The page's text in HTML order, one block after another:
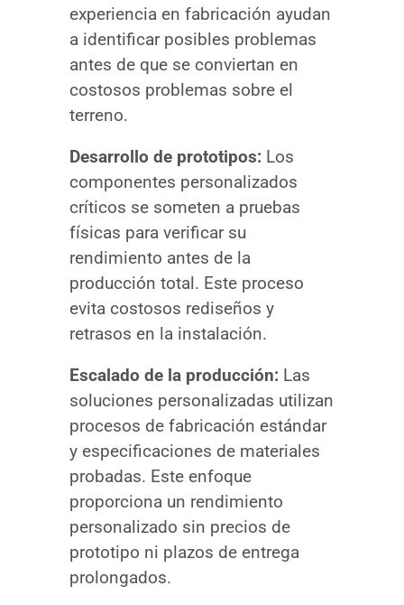
experiencia en fabricación ayudan
a identificar posibles problemas
antes de que se conviertan en
costosos problemas sobre el
terreno.
Desarrollo de prototipos: Los
componentes personalizados
críticos se someten a pruebas
físicas para verificar su
rendimiento antes de la
producción total. Este proceso
evita costosos rediseños y
retrasos en la instalación.
Escalado de la producción: Las
soluciones personalizadas utilizan
procesos de fabricación estándar
y especificaciones de materiales
probadas. Este enfoque
proporciona un rendimiento
personalizado sin precios de
prototipo ni plazos de entrega
prolongados.